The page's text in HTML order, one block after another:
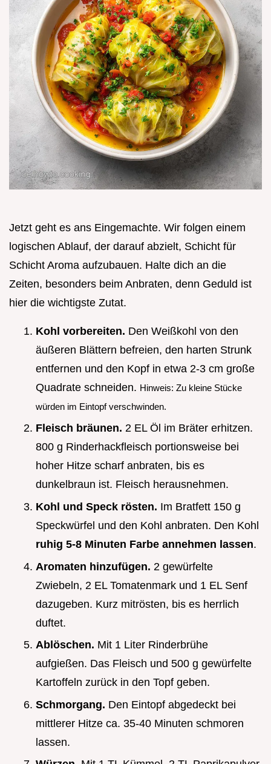
Jetzt geht es ans Eingemachte. Wir folgen einem
logischen Ablauf, der darauf abzielt, Schicht für
Schicht Aroma aufzubauen. Halte dich an die
Zeiten, besonders beim Anbraten, denn Geduld ist
hier die wichtigste Zutat.
Kohl vorbereiten. Den Weißkohl von den
äußeren Blättern befreien, den harten Strunk
entfernen und den Kopf in etwa 2-3 cm große
Quadrate schneiden. Hinweis: Zu kleine Stücke
würden im Eintopf verschwinden.
Fleisch bräunen. 2 EL Öl im Bräter erhitzen.
800 g Rinderhackfleisch portionsweise bei
hoher Hitze scharf anbraten, bis es
dunkelbraun ist. Fleisch herausnehmen.
Kohl und Speck rösten. Im Bratfett 150 g
Speckwürfel und den Kohl anbraten. Den Kohl
ruhig 5-8 Minuten Farbe annehmen lassen.
Aromaten hinzufügen. 2 gewürfelte
Zwiebeln, 2 EL Tomatenmark und 1 EL Senf
dazugeben. Kurz mitrösten, bis es herrlich
duftet.
Ablöschen. Mit 1 Liter Rinderbrühe
aufgießen. Das Fleisch und 500 g gewürfelte
Kartoffeln zurück in den Topf geben.
Schmorgang. Den Eintopf abgedeckt bei
mittlerer Hitze ca. 35-40 Minuten schmoren
lassen.